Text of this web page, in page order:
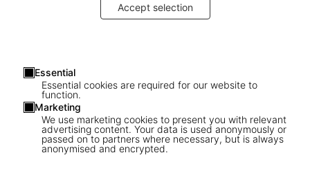
Accept selection
Essential
Essential cookies are required for our website to
function.
Marketing
We use marketing cookies to present you with relevant
advertising content. Your data is used anonymously or
passed on to partners where necessary, but is always
anonymised and encrypted.
1/10
The Ingmar Bergman Archives